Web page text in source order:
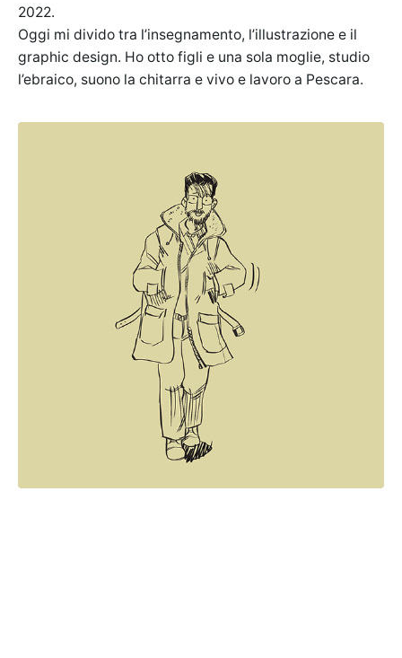
2022.
Oggi mi divido tra l’insegnamento, l’illustrazione e il
graphic design. Ho otto figli e una sola moglie, studio
l’ebraico, suono la chitarra e vivo e lavoro a Pescara.